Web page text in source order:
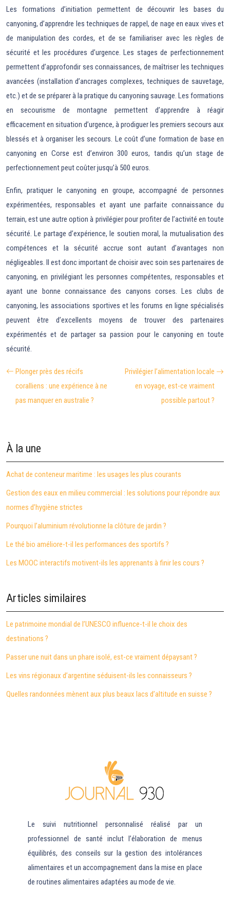
Les formations d’initiation permettent de découvrir les bases du
canyoning, d’apprendre les techniques de rappel, de nage en eaux vives et
de manipulation des cordes, et de se familiariser avec les règles de
sécurité et les procédures d’urgence. Les stages de perfectionnement
permettent d’approfondir ses connaissances, de maîtriser les techniques
avancées (installation d’ancrages complexes, techniques de sauvetage,
etc.) et de se préparer à la pratique du canyoning sauvage. Les formations
en secourisme de montagne permettent d’apprendre à réagir
efficacement en situation d’urgence, à prodiguer les premiers secours aux
blessés et à organiser les secours. Le coût d’une formation de base en
canyoning en Corse est d’environ 300 euros, tandis qu’un stage de
perfectionnement peut coûter jusqu’à 500 euros.
Enfin, pratiquer le canyoning en groupe, accompagné de personnes
expérimentées, responsables et ayant une parfaite connaissance du
terrain, est une autre option à privilégier pour profiter de l’activité en toute
sécurité. Le partage d’expérience, le soutien moral, la mutualisation des
compétences et la sécurité accrue sont autant d’avantages non
négligeables. Il est donc important de choisir avec soin ses partenaires de
canyoning, en privilégiant les personnes compétentes, responsables et
ayant une bonne connaissance des canyons corses. Les clubs de
canyoning, les associations sportives et les forums en ligne spécialisés
peuvent être d’excellents moyens de trouver des partenaires
expérimentés et de partager sa passion pour le canyoning en toute
sécurité.
Plonger près des récifs
coralliens : une expérience à ne
pas manquer en australie ?
Privilégier l’alimentation locale
en voyage, est-ce vraiment
possible partout ?
À la une
Achat de conteneur maritime : les usages les plus courants
Gestion des eaux en milieu commercial : les solutions pour répondre aux
normes d’hygiène strictes
Pourquoi l’aluminium révolutionne la clôture de jardin ?
Le thé bio améliore-t-il les performances des sportifs ?
Les MOOC interactifs motivent-ils les apprenants à finir les cours ?
Articles similaires
Le patrimoine mondial de l’UNESCO influence-t-il le choix des
destinations ?
Passer une nuit dans un phare isolé, est-ce vraiment dépaysant ?
Les vins régionaux d’argentine séduisent-ils les connaisseurs ?
Quelles randonnées mènent aux plus beaux lacs d’altitude en suisse ?
Le suivi nutritionnel personnalisé réalisé par un
professionnel de santé inclut l’élaboration de menus
équilibrés, des conseils sur la gestion des intolérances
alimentaires et un accompagnement dans la mise en place
de routines alimentaires adaptées au mode de vie.